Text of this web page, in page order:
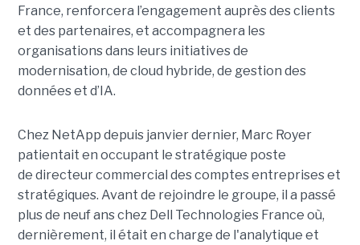
France, renforcera l’engagement auprès des clients
et des partenaires, et accompagnera les
organisations dans leurs initiatives de
modernisation, de cloud hybride, de gestion des
données et d’IA.
Chez NetApp depuis janvier dernier, Marc Royer
patientait en occupant le stratégique poste
de directeur commercial des comptes entreprises et
stratégiques. Avant de rejoindre le groupe, il a passé
plus de neuf ans chez Dell Technologies France où,
dernièrement, il était en charge de l'analytique et